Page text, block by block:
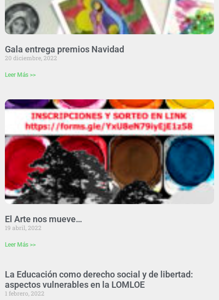
Gala entrega premios Navidad
20 diciembre, 2022
Leer Más >>
El Arte nos mueve…
19 abril, 2022
Leer Más >>
La Educación como derecho social y de libertad:
aspectos vulnerables en la LOMLOE
1 febrero, 2022